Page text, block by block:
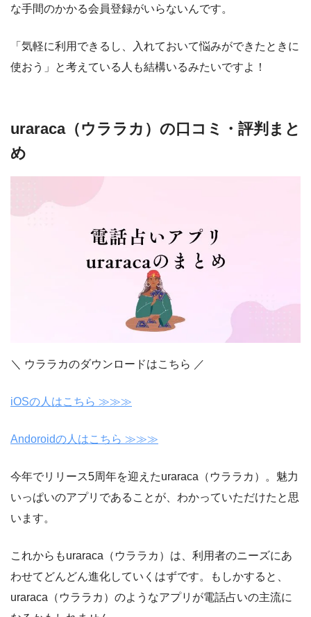
な手間のかかる会員登録がいらないんです。
「気軽に利用できるし、入れておいて悩みができたときに
使おう」と考えている人も結構いるみたいですよ！
uraraca（ウララカ）の口コミ・評判まと
め
＼ ウララカのダウンロードはこちら ／
iOSの人はこちら ≫≫≫
Andoroidの人はこちら ≫≫≫
今年でリリース5周年を迎えたuraraca（ウララカ）。魅力
いっぱいのアプリであることが、わかっていただけたと思
います。
これからもuraraca（ウララカ）は、利用者のニーズにあ
わせてどんどん進化していくはずです。もしかすると、
uraraca（ウララカ）のようなアプリが電話占いの主流に